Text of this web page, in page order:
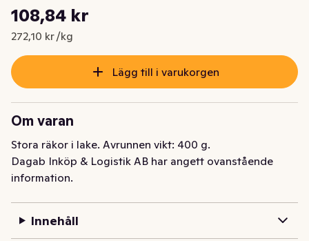
Nuvarande pris är: 108,84 kr
108,84 kr
272,10 kr /kg
Styckpris: 272,10 kr /kg
Lägg till i varukorgen
Om varan
Stora räkor i lake. Avrunnen vikt: 400 g.
Dagab Inköp & Logistik AB har angett ovanstående
information.
Innehåll